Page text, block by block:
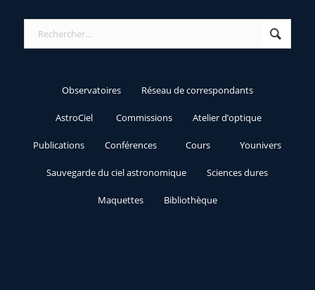
Observatoires Réseau de correspondants
AstroCiel Commissions Atelier d’optique
Publications Conférences Cours Younivers
Sauvegarde du ciel astronomique Sciences dures
Maquettes Bibliothèque